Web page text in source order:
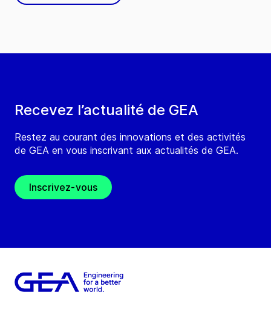
Recevez l’actualité de GEA
Restez au courant des innovations et des activités
de GEA en vous inscrivant aux actualités de GEA.
Inscrivez-vous